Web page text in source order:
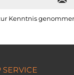
Kenntnis
SERVICE